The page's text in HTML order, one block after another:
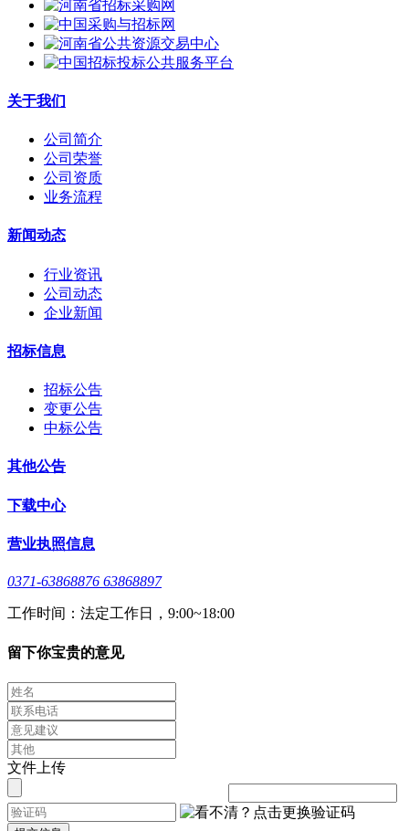
关于我们
公司简介
公司荣誉
公司资质
业务流程
新闻动态
行业资讯
公司动态
企业新闻
招标信息
招标公告
变更公告
中标公告
其他公告
下载中心
营业执照信息
0371-63868876 63868897
工作时间：法定工作日，9:00~18:00
留下你宝贵的意见
文件上传